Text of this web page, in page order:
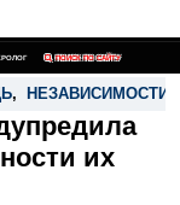
ПОИСК ПО САЙТУ
, НЕЗАВИСИМОСТИ
их